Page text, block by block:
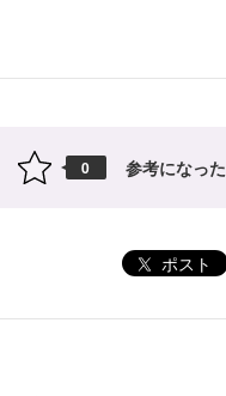
0 参考になった
ポスト